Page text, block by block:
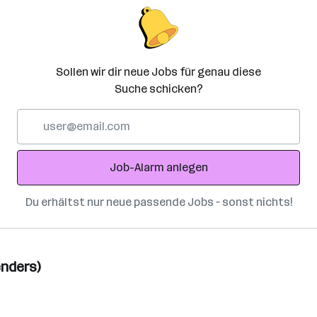
Sollen wir dir neue Jobs für genau diese
Suche schicken?
Adresse
Job-Alarm anlegen
Du erhältst nur neue passende Jobs – sonst nichts!